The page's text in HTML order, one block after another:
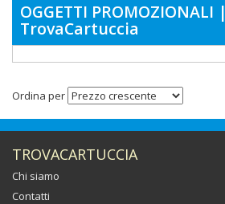
OGGETTI PROMOZIONALI |
TrovaCartuccia
Ordina per
TROVACARTUCCIA
Chi siamo
Contatti